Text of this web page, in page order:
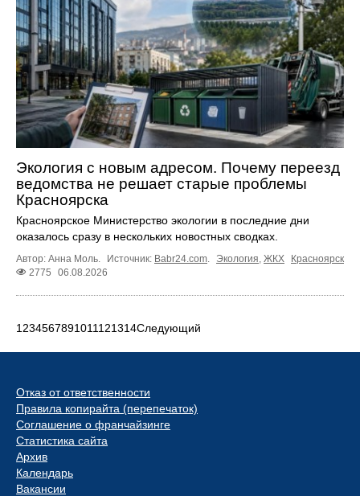
Экология с новым адресом. Почему переезд
ведомства не решает старые проблемы
Красноярска
Красноярское Министерство экологии в последние дни
оказалось сразу в нескольких новостных сводках.
Автор: Анна Моль. Источник: Babr24.com. Экология, ЖКХ
Красноярск
2775
06.08.2026
1234567891011121314Следующий
Отказ от ответственности
Правила копирайта (перепечаток)
Соглашение о франчайзинге
Статистика сайта
Архив
Календарь
Вакансии